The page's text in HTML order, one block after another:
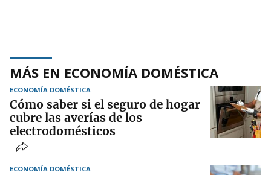
MÁS EN ECONOMÍA DOMÉSTICA
ECONOMÍA DOMÉSTICA
Cómo saber si el seguro de hogar
cubre las averías de los
electrodomésticos
ECONOMÍA DOMÉSTICA